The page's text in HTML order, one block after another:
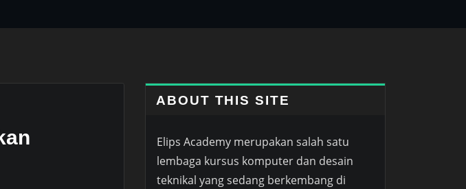
ABOUT THIS SITE
Elips Academy merupakan salah satu
lembaga kursus komputer dan desain
teknikal yang sedang berkembang di